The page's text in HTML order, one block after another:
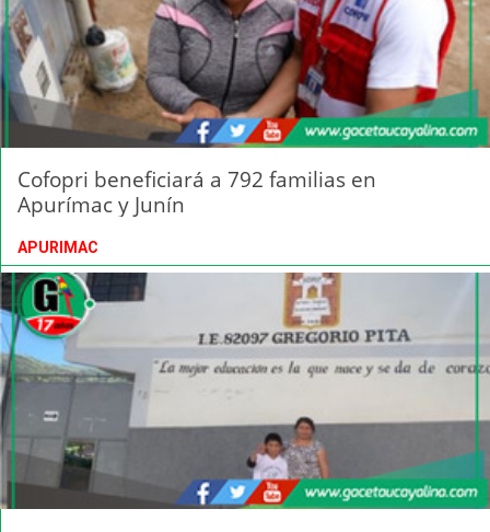
Cofopri beneficiará a 792 familias en
Apurímac y Junín
APURIMAC